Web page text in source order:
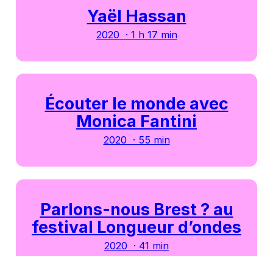
Yaël Hassan
2020 · 1 h 17 min
Écouter le monde avec
Monica Fantini
2020 · 55 min
Parlons-nous Brest ? au
festival Longueur d’ondes
2020 · 41 min